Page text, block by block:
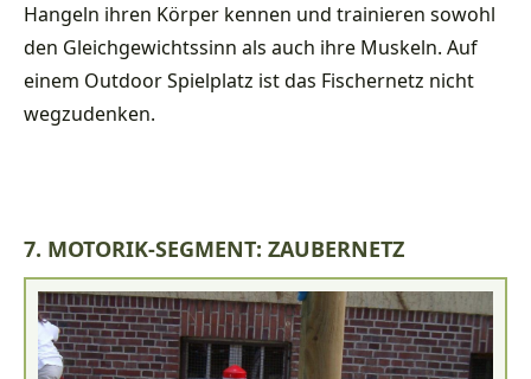
Hangeln ihren Körper kennen und trainieren sowohl
den Gleichgewichtssinn als auch ihre Muskeln. Auf
einem Outdoor Spielplatz ist das Fischernetz nicht
wegzudenken.
7. MOTORIK-SEGMENT: ZAUBERNETZ